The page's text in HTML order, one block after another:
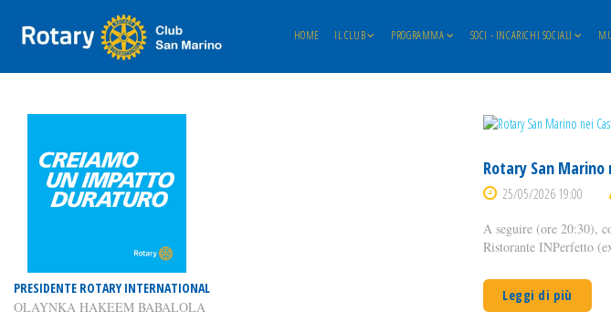
HOME IL CLUB PROGRAMMA SOCI - INCARICHI SOCIALI
PRESIDENTE ROTARY INTERNATIONAL
OLAYNKA HAKEEM BABALOLA
Rotary San Marino
25/05/2026 19:00
A seguire (ore 20:30),
Ristorante INPerfetto
Leggi di più